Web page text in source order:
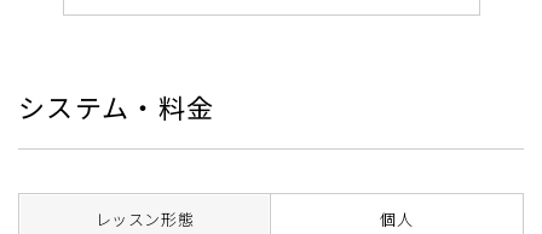
システム・料金
レッスン形態 個人